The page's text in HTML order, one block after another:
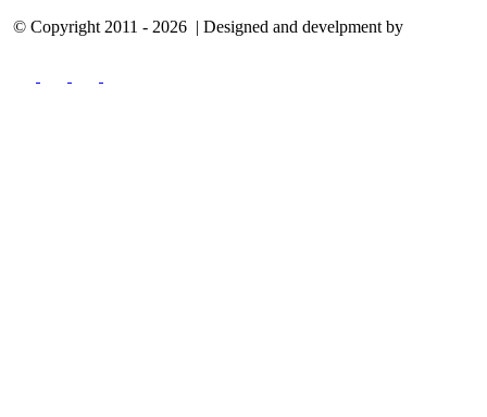
© Copyright 2011 - 2026 | Designed and develpment by